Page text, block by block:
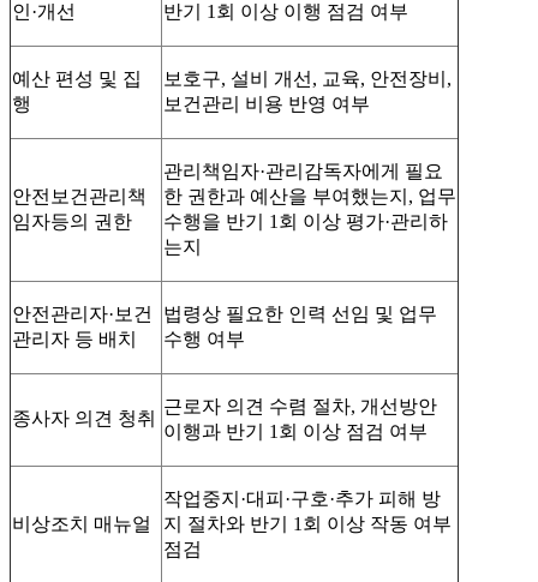
인·개선
반기 1회 이상 이행 점검 여부
예산 편성 및 집
행
보호구, 설비 개선, 교육, 안전장비,
보건관리 비용 반영 여부
안전보건관리책
임자등의 권한
관리책임자·관리감독자에게 필요
한 권한과 예산을 부여했는지, 업무
수행을 반기 1회 이상 평가·관리하
는지
안전관리자·보건
관리자 등 배치
법령상 필요한 인력 선임 및 업무
수행 여부
종사자 의견 청취
근로자 의견 수렴 절차, 개선방안
이행과 반기 1회 이상 점검 여부
비상조치 매뉴얼
작업중지·대피·구호·추가 피해 방
지 절차와 반기 1회 이상 작동 여부
점검